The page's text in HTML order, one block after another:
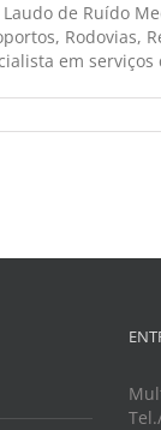
de Ruído
em